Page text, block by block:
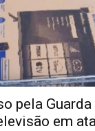
pela
em